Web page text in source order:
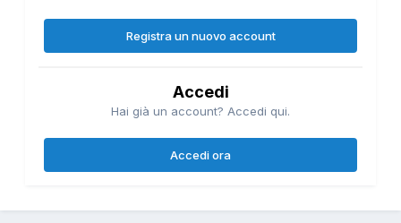
Registra un nuovo account
Accedi
Hai già un account? Accedi qui.
Accedi ora